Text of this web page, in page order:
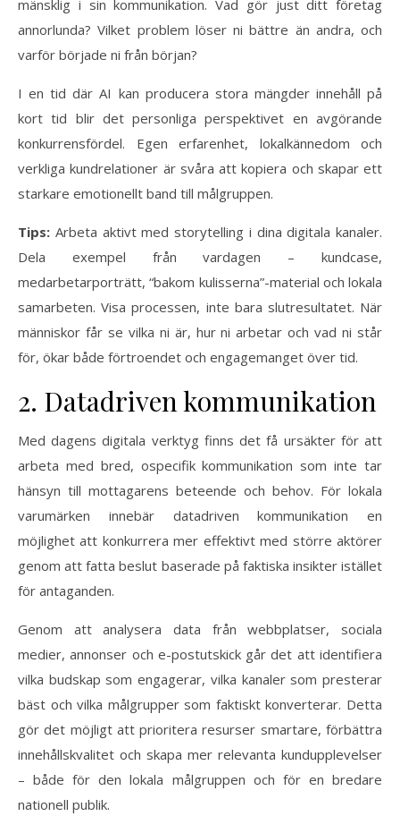
mänsklig i sin kommunikation. Vad gör just ditt företag
annorlunda? Vilket problem löser ni bättre än andra, och
varför började ni från början?
I en tid där AI kan producera stora mängder innehåll på
kort tid blir det personliga perspektivet en avgörande
konkurrensfördel. Egen erfarenhet, lokalkännedom och
verkliga kundrelationer är svåra att kopiera och skapar ett
starkare emotionellt band till målgruppen.
Tips: Arbeta aktivt med storytelling i dina digitala kanaler.
Dela exempel från vardagen – kundcase,
medarbetarporträtt, “bakom kulisserna”-material och lokala
samarbeten. Visa processen, inte bara slutresultatet. När
människor får se vilka ni är, hur ni arbetar och vad ni står
för, ökar både förtroendet och engagemanget över tid.
2. Datadriven kommunikation
Med dagens digitala verktyg finns det få ursäkter för att
arbeta med bred, ospecifik kommunikation som inte tar
hänsyn till mottagarens beteende och behov. För lokala
varumärken innebär datadriven kommunikation en
möjlighet att konkurrera mer effektivt med större aktörer
genom att fatta beslut baserade på faktiska insikter istället
för antaganden.
Genom att analysera data från webbplatser, sociala
medier, annonser och e-postutskick går det att identifiera
vilka budskap som engagerar, vilka kanaler som presterar
bäst och vilka målgrupper som faktiskt konverterar. Detta
gör det möjligt att prioritera resurser smartare, förbättra
innehållskvalitet och skapa mer relevanta kundupplevelser
– både för den lokala målgruppen och för en bredare
nationell publik.